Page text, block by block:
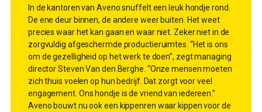
In de kantoren van Aveno snuffelt een leuk hondje rond.
De ene deur binnen, de andere weer buiten. Het weet
precies waar het kan gaan en waar niet. Zeker niet in de
zorgvuldig afgeschermde productieruimtes. “Het is ons
om de gezelligheid op het werk te doen”, zegt managing
director Steven Van den Berghe. “Onze mensen moeten
zich thuis voelen op hun bedrijf. Dat zorgt voor veel
engagement. Ons hondje is de vriend van iedereen.”
Aveno bouwt nu ook een kippenren waar ­kippen voor de